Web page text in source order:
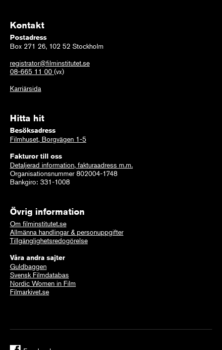
Kontakt
Postadress
Box 271 26, 102 52 Stockholm
registrator@filminstitutet.se
08-665 11 00 (vx)
Karriärsida
Hitta hit
Besöksadress
Filmhuset, Borgvägen 1-5
Fakturor till oss
Detaljerad information, fakturaadress m.m.
Organisationsnummer 802004-1748
Bankgiro: 331-1008
Övrig information
Om filminstitutet.se
Allmänna handlingar & personuppgifter
Tillgänglighetsredogörelse
Våra andra sajter
Guldbaggen
Svensk Filmdatabas
Nordic Women in Film
Filmarkivet.se